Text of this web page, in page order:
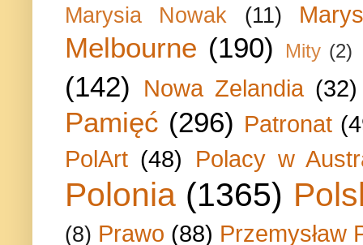
Marysia Nowak (11)
Melbourne (190) Mity (2)
(142) Nowa Zelandia (32)
Pamięć (296) Patronat
PolArt (48) Polacy w
Polonia (1365)
(8) Prawo (88) Przemysław